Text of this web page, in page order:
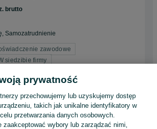
brutto
Samozatrudnienie
zawodowe
siedzibie firmy
sierpnia 2026
- operator CNC (K/M/N)
Trading Company Sp. z o.o.
prywatność
przechowujemy lub uzyskujemy dostęp
takich jak unikalne identyfikatory w
przetwarzania danych osobowych.
zaakceptować wybory lub zarządzać nimi,